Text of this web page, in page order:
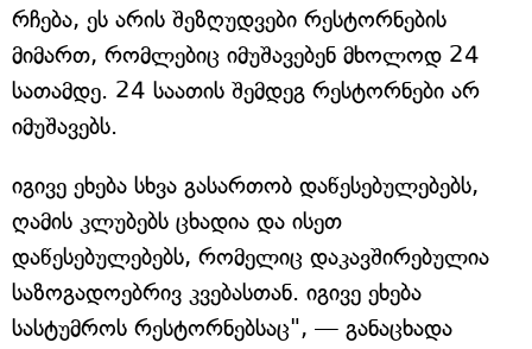
რჩება, ეს არის შეზღუდვები რესტორნების
მიმართ, რომლებიც იმუშავებენ მხოლოდ 24
სათამდე. 24 საათის შემდეგ რესტორნები არ
იმუშავებს.
იგივე ეხება სხვა გასართობ დაწესებულებებს,
ღამის კლუბებს ცხადია და ისეთ
დაწესებულებებს, რომელიც დაკავშირებულია
საზოგადოებრივ კვებასთან. იგივე ეხება
სასტუმროს რესტორნებსაც", — განაცხადა